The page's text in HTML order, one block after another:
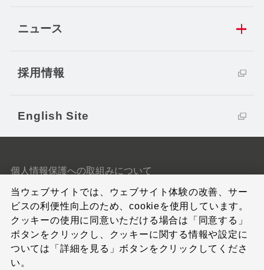
ニュース
採用情報
English Site
個人情報保護への取組みについて
クッキーポリシー
サイトのご利用条件
サイトマップ
当ウェブサイトでは、ウェブサイト体験の改善、サー
ビスの利便性向上のため、cookieを使用しています。
クッキーの使用に同意いただける場合は「同意する」
ボタンをクリックし、クッキーに関する情報や設定に
ついては「詳細を見る」ボタンをクリックしてくださ
い。